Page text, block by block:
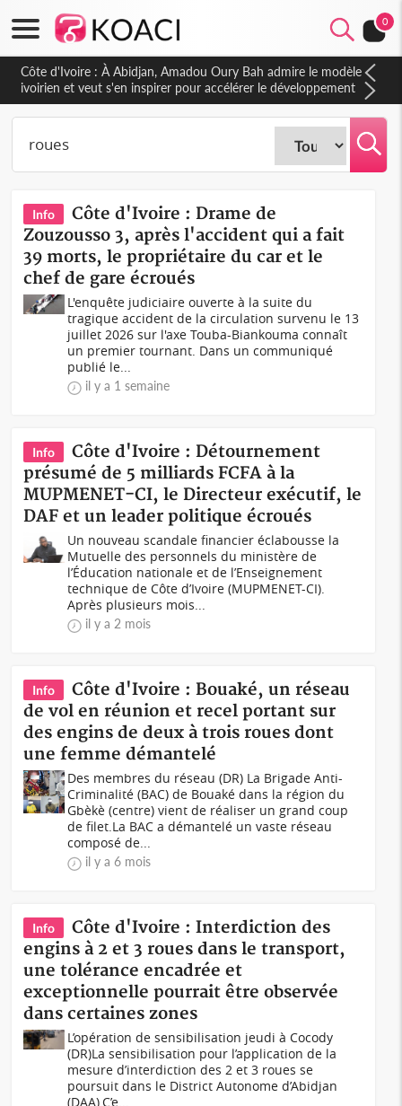
0
Côte d'Ivoire : À Abidjan, Amadou Oury Bah admire le modèle
ivoirien et veut s'en inspirer pour accélérer le développement
de la Guinée
Info
Côte d'Ivoire : Drame de
Zouzousso 3, après l'accident qui a fait
39 morts, le propriétaire du car et le
chef de gare écroués
L'enquête judiciaire ouverte à la suite du
tragique accident de la circulation survenu le 13
juillet 2026 sur l'axe Touba-Biankouma connaît
un premier tournant. Dans un communiqué
publié le...
il y a 1 semaine
Info
Côte d'Ivoire : Détournement
présumé de 5 milliards FCFA à la
MUPMENET-CI, le Directeur exécutif, le
DAF et un leader politique écroués
Un nouveau scandale financier éclabousse la
Mutuelle des personnels du ministère de
l’Éducation nationale et de l’Enseignement
technique de Côte d’Ivoire (MUPMENET-CI).
Après plusieurs mois...
il y a 2 mois
Info
Côte d'Ivoire : Bouaké, un réseau
de vol en réunion et recel portant sur
des engins de deux à trois roues dont
une femme démantelé
Des membres du réseau (DR) La Brigade Anti-
Criminalité (BAC) de Bouaké dans la région du
Gbèkè (centre) vient de réaliser un grand coup
de filet.La BAC a démantelé un vaste réseau
composé de...
il y a 6 mois
Info
Côte d'Ivoire : Interdiction des
engins à 2 et 3 roues dans le transport,
une tolérance encadrée et
exceptionnelle pourrait être observée
dans certaines zones
L’opération de sensibilisation jeudi à Cocody
(DR)La sensibilisation pour l’application de la
mesure d’interdiction des 2 et 3 roues se
poursuit dans le District Autonome d’Abidjan
(DAA).C’e...